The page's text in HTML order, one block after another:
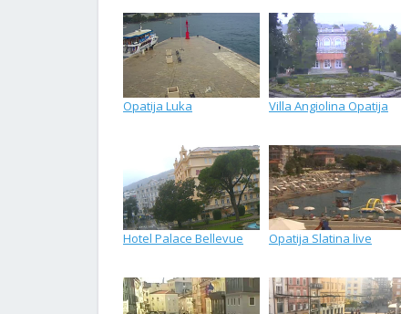
Opatija Luka Villa Angiolina Opatija
Hotel Palace Bellevue Opatija Slatina live